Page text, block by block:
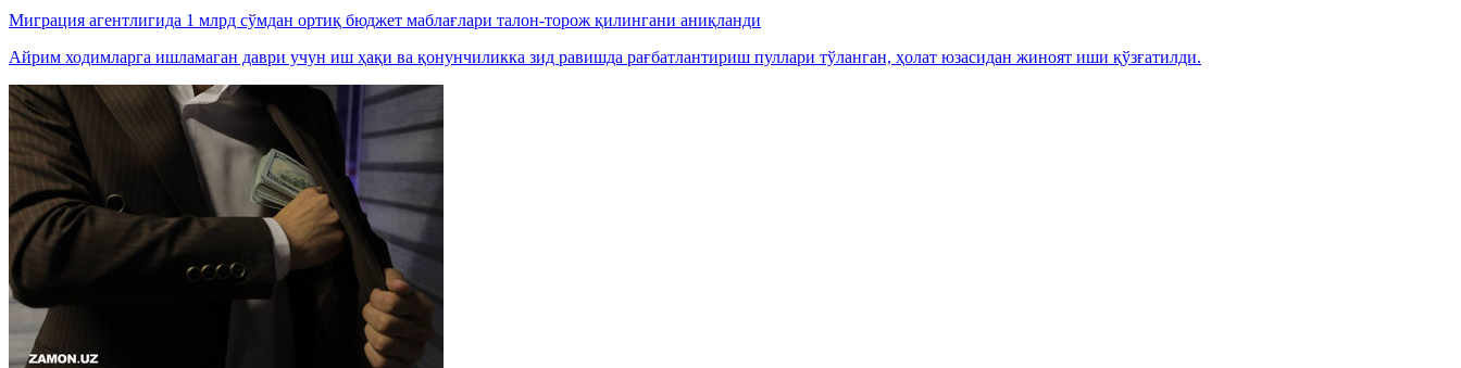
Миграция агентлигида 1 млрд сўмдан ортиқ бюджет маблағлари талон-торож қилингани аниқланди
Айрим ходимларга ишламаган даври учун иш ҳақи ва қонунчиликка зид равишда рағбатлантириш пуллари тўланган, ҳолат юзасидан жиноят иши қўзғатилди.